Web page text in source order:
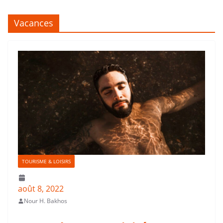
Vacances
TOURISME & LOISIRS
août 8, 2022
Nour H. Bakhos